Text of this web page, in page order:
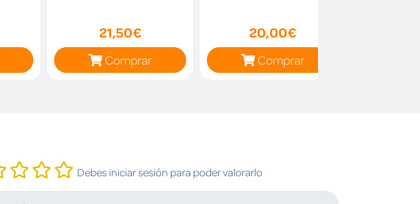
21,50€
Comprar
20,00€
Comprar
Debes iniciar sesión para poder valorarlo